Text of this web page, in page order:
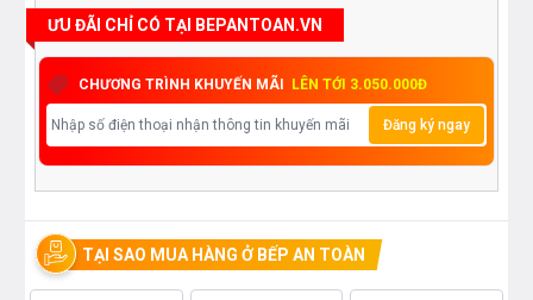
ƯU ĐÃI CHỈ CÓ TẠI BEPANTOAN.VN
CHƯƠNG TRÌNH KHUYẾN MÃI LÊN TỚI 3.050.000Đ
Đăng ký ngay
TẠI SAO MUA HÀNG Ở BẾP AN TOÀN